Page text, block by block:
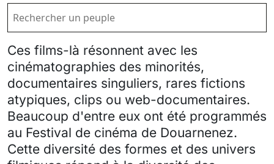
Ces films-là résonnent avec les
cinématographies des minorités,
documentaires singuliers, rares fictions
atypiques, clips ou web-documentaires.
Beaucoup d'entre eux ont été programmés
au Festival de cinéma de Douarnenez.
Cette diversité des formes et des univers